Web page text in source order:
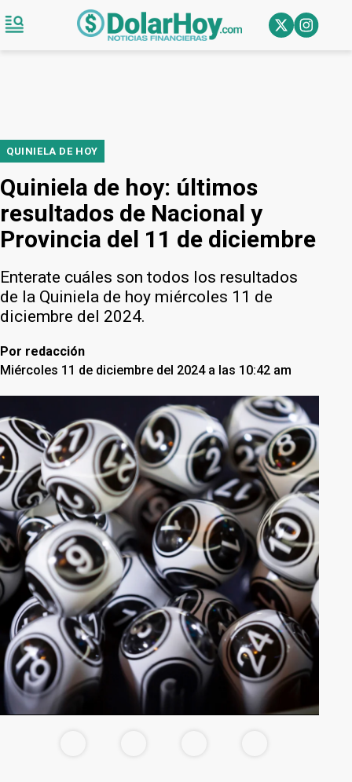
QUINIELA DE HOY
Quiniela de hoy: últimos
resultados de Nacional y
Provincia del 11 de diciembre
Enterate cuáles son todos los resultados
de la Quiniela de hoy miércoles 11 de
diciembre del 2024.
Por redacción
Miércoles 11 de diciembre del 2024 a las 10:42 am